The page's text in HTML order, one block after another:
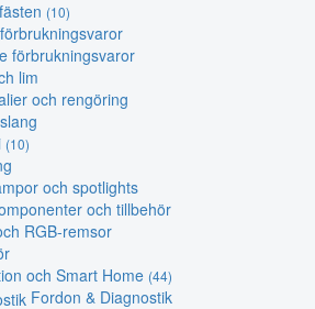
(10)
förbrukningsvaror
lim
och rengöring
(10)
och spotlights
och tillbehör
RGB-remsor
och Smart Home (44)
Fordon & Diagnostik